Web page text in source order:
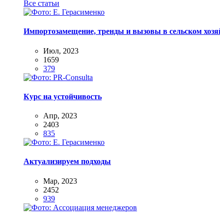
Все статьи
Импортозамещение, тренды и вызовы в сельском
Июл, 2023
1659
379
Курс на устойчивость
Апр, 2023
2403
835
Актуализируем подходы
Мар, 2023
2452
939